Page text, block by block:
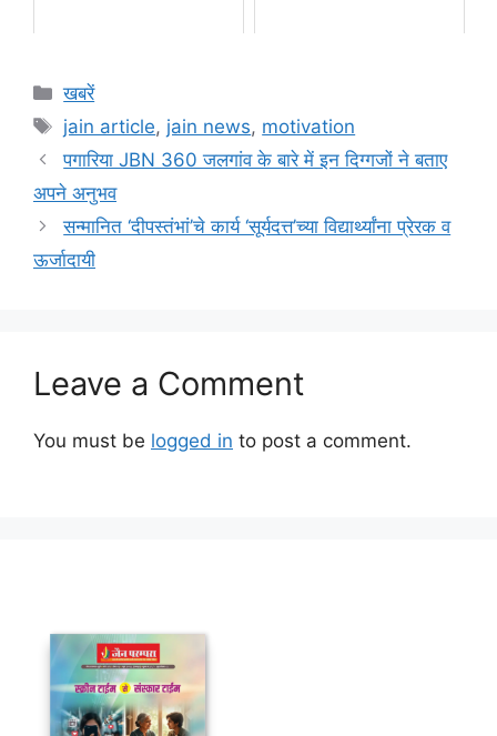
Categories
खबरें
Tags
jain article, jain news, motivation
पगारिया JBN 360 जलगांव के बारे में इन दिग्गजों ने बताए
अपने अनुभव
सन्मानित ‘दीपस्तंभां’चे कार्य ‘सूर्यदत्त’च्या विद्यार्थ्यांना प्रेरक व
ऊर्जादायी
Leave a Comment
You must be logged in to post a comment.